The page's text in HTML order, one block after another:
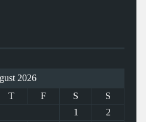
2026
T F S
S
1
2